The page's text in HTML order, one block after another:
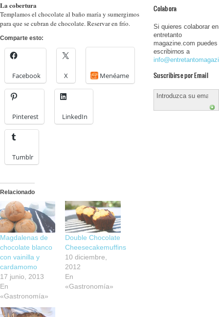
La cobertura
Templamos el chocolate al baño maría y sumergimos
para que se cubran de chocolate. Reservar en frío.
Comparte esto:
Facebook X Menéame
Pinterest LinkedIn
Tumblr
Relacionado
Magdalenas de
chocolate blanco
con vainilla y
cardamomo
17 junio, 2013
En
«Gastronomía»
Double Chocolate
Cheesecakemuffins
10 diciembre,
2012
En
«Gastronomía»
Colabora
Si quieres colaborar en
entretanto
magazine.com puedes
escribirnos a
Suscribirse por Email